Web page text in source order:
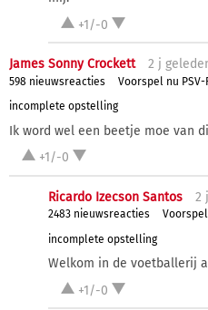
+1/-0
James Sonny Crockett 2 j
598 nieuwsreacties
Voorspel nu
incomplete opstelling
Ik word wel een beetje moe van
+1/-0
Ricardo Izecson Santos 2 j
2483 nieuwsreacties
incomplete opstelling
Welkom in de voetballerij
+1/-0